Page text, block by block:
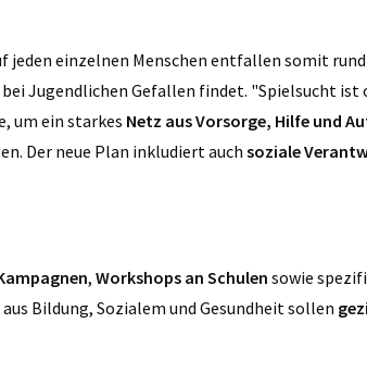
jeden einzelnen Menschen entfallen somit rund
bei Jugendlichen Gefallen findet. "Spielsucht ist
um ein starkes Netz aus Vorsorge, Hilfe und
Der neue Plan inkludiert auch soziale
, Workshops an Schulen sowie
Bildung, Sozialem und Gesundheit sollen